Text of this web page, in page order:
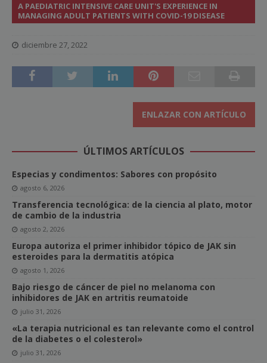
A PAEDIATRIC INTENSIVE CARE UNIT'S EXPERIENCE IN
MANAGING ADULT PATIENTS WITH COVID-19 DISEASE
diciembre 27, 2022
ENLAZAR CON ARTÍCULO
ÚLTIMOS ARTÍCULOS
Especias y condimentos: Sabores con propósito
agosto 6, 2026
Transferencia tecnológica: de la ciencia al plato, motor
de cambio de la industria
agosto 2, 2026
Europa autoriza el primer inhibidor tópico de JAK sin
esteroides para la dermatitis atópica
agosto 1, 2026
Bajo riesgo de cáncer de piel no melanoma con
inhibidores de JAK en artritis reumatoide
julio 31, 2026
«La terapia nutricional es tan relevante como el control
de la diabetes o el colesterol»
julio 31, 2026